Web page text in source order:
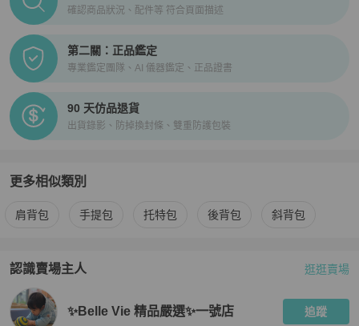
確認商品狀況、配件等 符合頁面描述
第二關：正品鑑定
專業鑑定團隊、AI 儀器鑑定、正品證書
90 天仿品退貨
出貨錄影、防掉換封條、雙重防護包裝
更多相似類別
更多Fendi 女包相似商品推薦
肩背包 手提包 托特包 後背包 斜背包
認識賣場主人
PopChill 拍拍圈嚴選賣家 ✨Belle Vie 精品嚴選✨一號店介紹
逛逛賣場
✨Belle Vie 精品嚴選✨一號店 追蹤